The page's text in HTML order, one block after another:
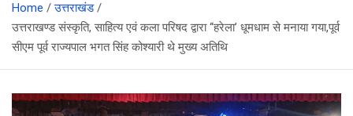
Home
उत्तराखंड
उत्तराखण्ड संस्कृति, साहित्य एवं कला परिषद द्वारा ‘‘हरेला’ धूमधाम से मनाया गया,पूर्व
सीएम पूर्व राज्यपाल भगत सिंह कोश्यारी थे मुख्य अतिथि